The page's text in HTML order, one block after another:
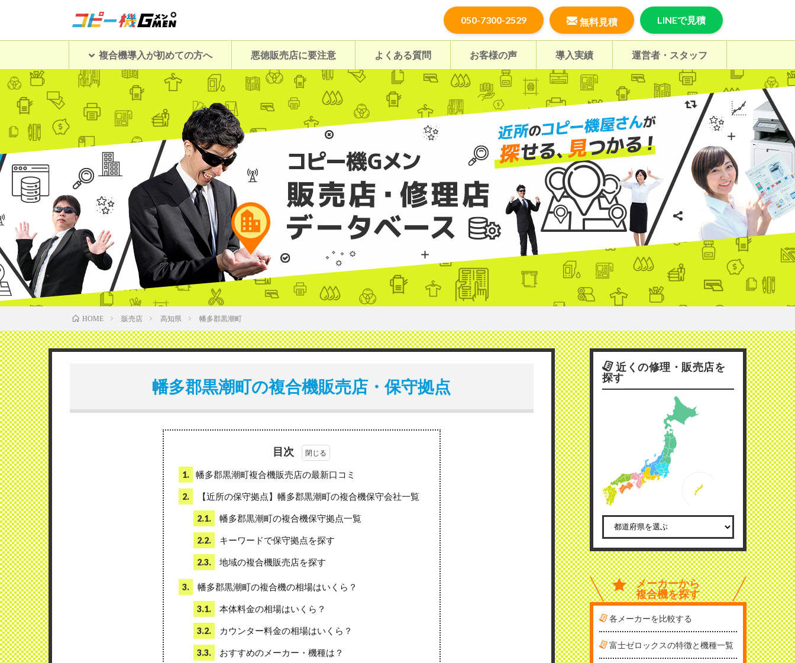
050-7300-2529 無料見積 LINEで見積
複合機導入が初めての方へ 悪徳販売店に要注意 よくある質問 お客様の声 導入実績 運営者・スタッフ
HOME 販売店 高知県 幡多郡黒潮町
幡多郡黒潮町の複合機販売店・保守拠点
目次
1. 幡多郡黒潮町複合機販売店の最新口コミ
2. 【近所の保守拠点】幡多郡黒潮町の複合機保守会社一覧
2.1. 幡多郡黒潮町の複合機保守拠点一覧
2.2. キーワードで保守拠点を探す
2.3. 地域の複合機販売店を探す
3. 幡多郡黒潮町の複合機の相場はいくら？
3.1. 本体料金の相場はいくら？
3.2. カウンター料金の相場はいくら？
3.3. おすすめのメーカー・機種は？
近くの修理・販売店を
探す
メーカーから
複合機を探す
各メーカーを比較する
富士ゼロックスの特徴と機種一覧